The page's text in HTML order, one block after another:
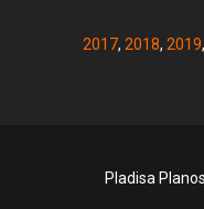
2017, 2018, 2019,
Pladisa